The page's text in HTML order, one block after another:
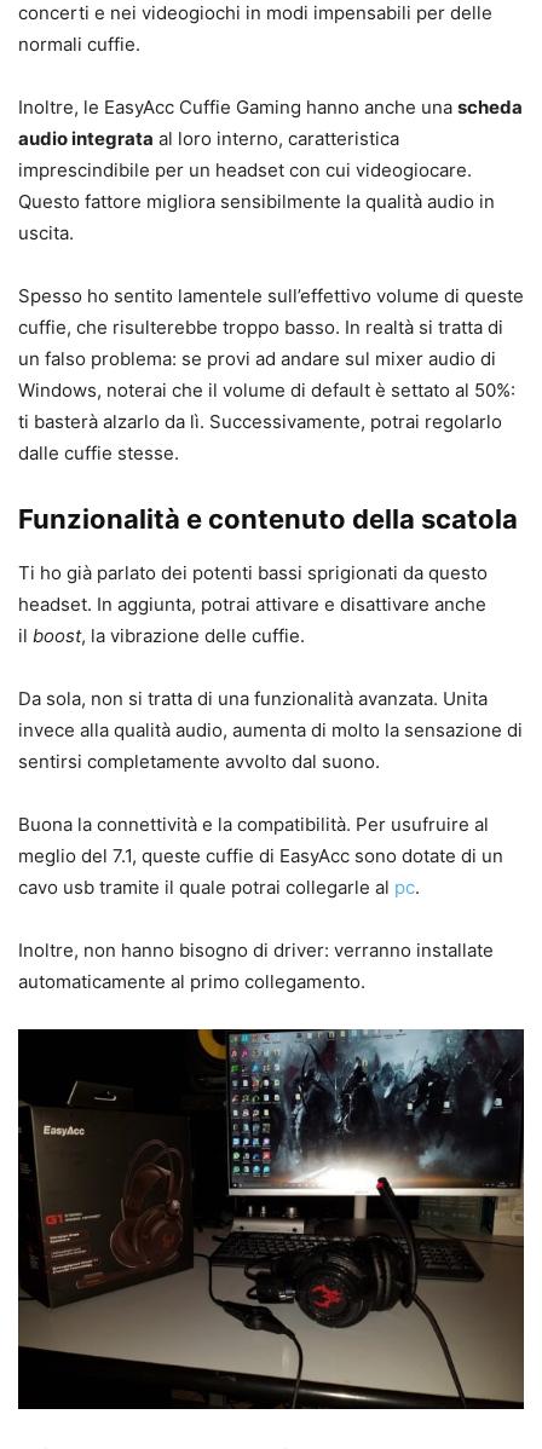
concerti e nei videogiochi in modi impensabili per delle
normali cuffie.
Inoltre, le EasyAcc Cuffie Gaming hanno anche una scheda
audio integrata al loro interno, caratteristica
imprescindibile per un headset con cui videogiocare.
Questo fattore migliora sensibilmente la qualità audio in
uscita.
Spesso ho sentito lamentele sull’effettivo volume di queste
cuffie, che risulterebbe troppo basso. In realtà si tratta di
un falso problema: se provi ad andare sul mixer audio di
Windows, noterai che il volume di default è settato al 50%:
ti basterà alzarlo da lì. Successivamente, potrai regolarlo
dalle cuffie stesse.
Funzionalità e contenuto della scatola
Ti ho già parlato dei potenti bassi sprigionati da questo
headset. In aggiunta, potrai attivare e disattivare anche
il boost, la vibrazione delle cuffie.
Da sola, non si tratta di una funzionalità avanzata. Unita
invece alla qualità audio, aumenta di molto la sensazione di
sentirsi completamente avvolto dal suono.
Buona la connettività e la compatibilità. Per usufruire al
meglio del 7.1, queste cuffie di EasyAcc sono dotate di un
cavo usb tramite il quale potrai collegarle al pc.
Inoltre, non hanno bisogno di driver: verranno installate
automaticamente al primo collegamento.